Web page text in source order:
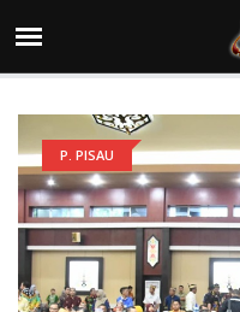
P. PISAU